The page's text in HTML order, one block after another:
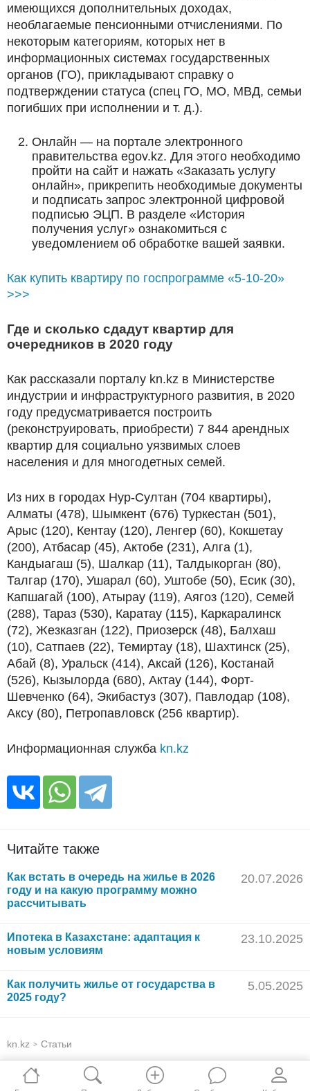
имеющихся дополнительных доходах,
необлагаемые пенсионными отчислениями. По
некоторым категориям, которых нет в
информационных системах государственных
органов (ГО), прикладывают справку о
подтверждении статуса (спец ГО, МО, МВД, семьи
погибших при исполнении и т. д.).
Онлайн — на портале электронного
правительства egov.kz. Для этого необходимо
пройти на сайт и нажать «Заказать услугу
онлайн», прикрепить необходимые документы
и подписать запрос электронной цифровой
подписью ЭЦП. В разделе «История
получения услуг» ознакомиться с
уведомлением об обработке вашей заявки.
Как купить квартиру по госпрограмме «5-10-20»
>>>
Где и сколько сдадут квартир для
очередников в 2020 году
Как рассказали порталу kn.kz в Министерстве
индустрии и инфраструктурного развития, в 2020
году предусматривается построить
(реконструировать, приобрести) 7 844 арендных
квартир для социально уязвимых слоев
населения и для многодетных семей.
Из них в городах Нур-Султан (704 квартиры),
Алматы (478), Шымкент (676) Туркестан (501),
Арыс (120), Кентау (120), Ленгер (60), Кокшетау
(200), Атбасар (45), Актобе (231), Алга (1),
Кандыагаш (5), Шалкар (11), Талдыкорган (80),
Талгар (170), Ушарал (60), Уштобе (50), Есик (30),
Капшагай (100), Атырау (119), Аягоз (120), Семей
(288), Тараз (530), Каратау (115), Каркаралинск
(72), Жезказган (122), Приозерск (48), Балхаш
(10), Сатпаев (22), Темиртау (18), Шахтинск (25),
Абай (8), Уральск (414), Аксай (126), Костанай
(526), Кызылорда (680), Актау (144), Форт-
Шевченко (64), Экибастуз (307), Павлодар (108),
Аксу (80), Петропавловск (256 квартир).
Информационная служба kn.kz
Читайте также
Как встать в очередь на жилье в 2026
году и на какую программу можно
рассчитывать
20.07.2026
Ипотека в Казахстане: адаптация к
новым условиям
23.10.2025
Как получить жилье от государства в
2025 году?
5.05.2025
kn.kz > Статьи